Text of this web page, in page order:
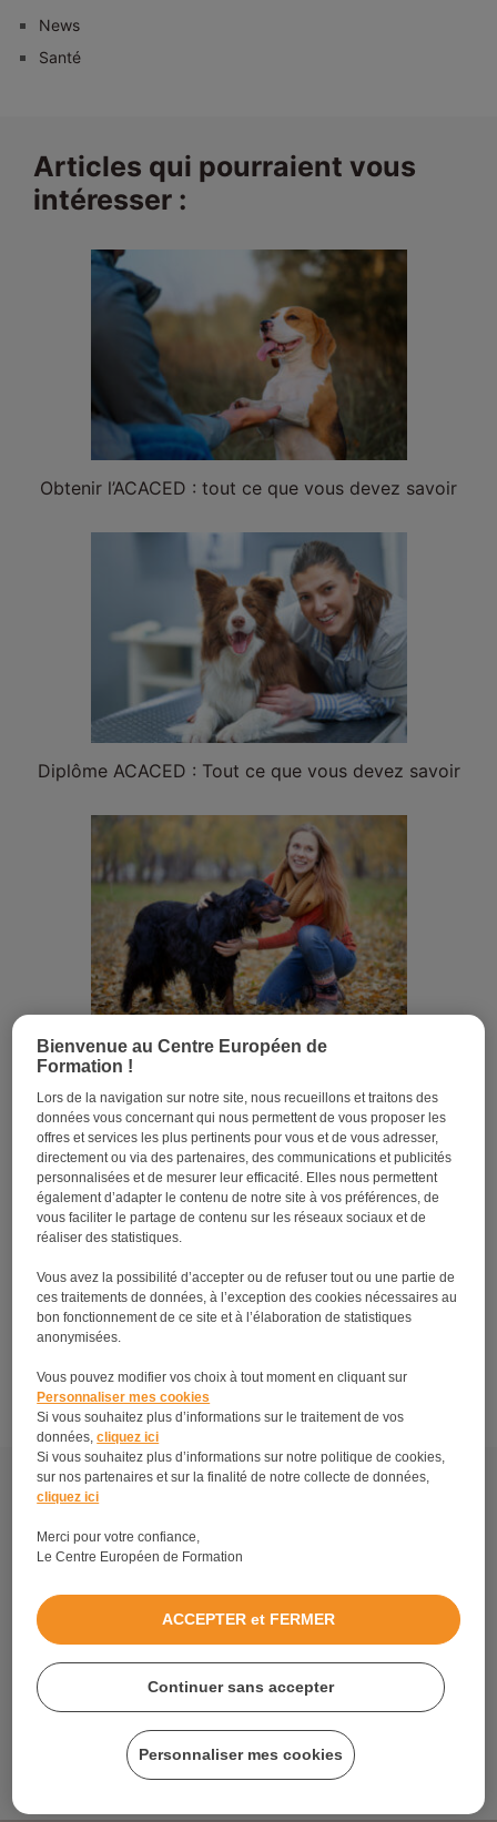
News
Santé
Articles qui pourraient vous
intéresser :
Obtenir l’ACACED : tout ce que vous devez savoir
Diplôme ACACED : Tout ce que vous devez savoir
Métiers avec l’ACACED : On vous dit tout !
Formation animalière : c’est le moment de se lancer
Découvrez tous les métiers et formations en relation
avec les formations en soins animaliers.
À propos
Plan du site
Politique de protection de vos données personnelles
Blog Formation CAP Esthétique
Blog Petite Enfance
Avis sur le Centre Européen de Formation
Bienvenue au Centre Européen de
Formation !
Lors de la navigation sur notre site, nous recueillons et traitons des
données vous concernant qui nous permettent de vous proposer les
offres et services les plus pertinents pour vous et de vous adresser,
directement ou via des partenaires, des communications et publicités
personnalisées et de mesurer leur efficacité. Elles nous permettent
également d’adapter le contenu de notre site à vos préférences, de
vous faciliter le partage de contenu sur les réseaux sociaux et de
réaliser des statistiques.
Vous avez la possibilité d’accepter ou de refuser tout ou une partie de
ces traitements de données, à l’exception des cookies nécessaires au
bon fonctionnement de ce site et à l’élaboration de statistiques
anonymisées.
Vous pouvez modifier vos choix à tout moment en cliquant sur
Personnaliser mes cookies
Si vous souhaitez plus d’informations sur le traitement de vos
données,cliquez ici
Si vous souhaitez plus d’informations sur notre politique de cookies,
sur nos partenaires et sur la finalité de notre collecte de données,
cliquez ici
Merci pour votre confiance,
Le Centre Européen de Formation
Continuer sans accepter
ACCEPTER et FERMER
Personnaliser mes cookies